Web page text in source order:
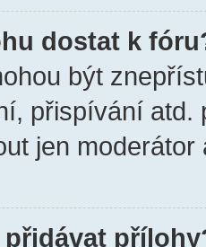
dostat k
být
přispívání atd.
jen